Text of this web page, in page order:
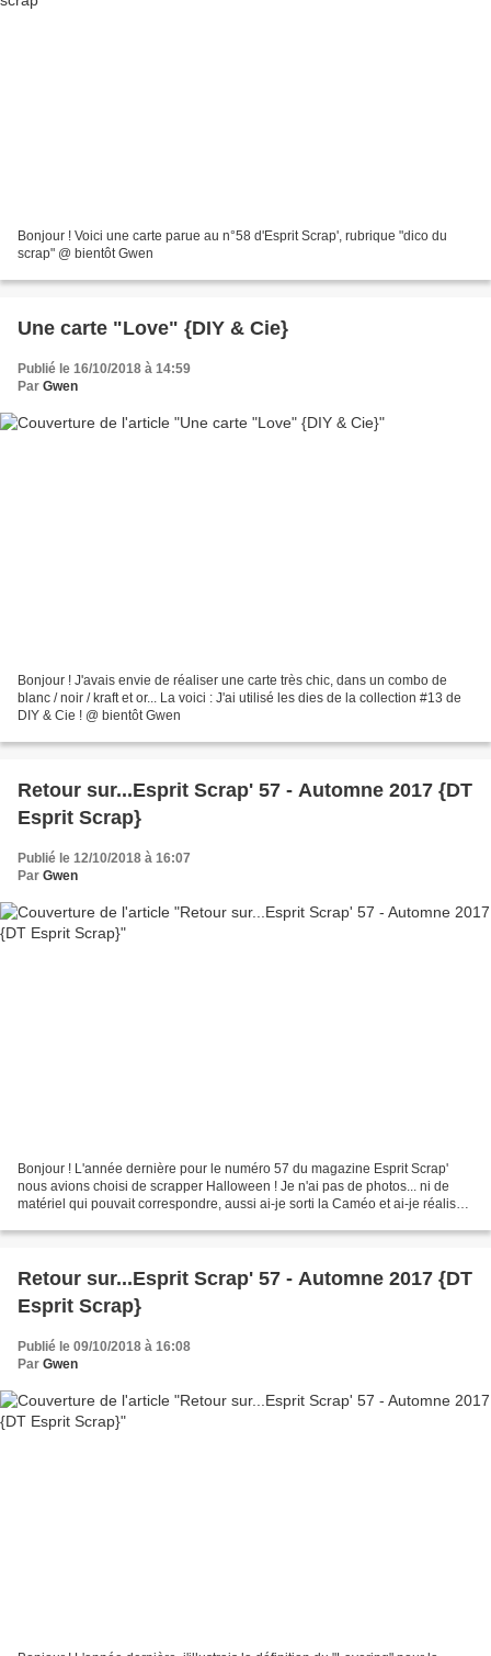
Bonjour ! Voici une carte parue au n°58 d'Esprit Scrap', rubrique "dico du
scrap" @ bientôt Gwen
Une carte "Love" {DIY & Cie}
Publié le 16/10/2018 à 14:59
Par Gwen
Bonjour ! J'avais envie de réaliser une carte très chic, dans un combo de
blanc / noir / kraft et or... La voici : J'ai utilisé les dies de la collection #13 de
DIY & Cie ! @ bientôt Gwen
Retour sur...Esprit Scrap' 57 - Automne 2017 {DT
Esprit Scrap}
Publié le 12/10/2018 à 16:07
Par Gwen
Bonjour ! L'année dernière pour le numéro 57 du magazine Esprit Scrap'
nous avions choisi de scrapper Halloween ! Je n'ai pas de photos... ni de
matériel qui pouvait correspondre, aussi ai-je sorti la Caméo et ai-je réalisé
Retour sur...Esprit Scrap' 57 - Automne 2017 {DT
Esprit Scrap}
Publié le 09/10/2018 à 16:08
Par Gwen